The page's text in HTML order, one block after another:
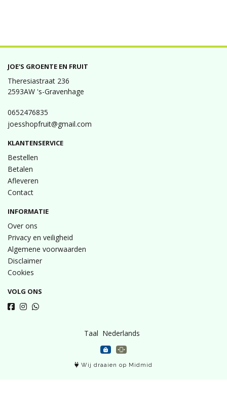
JOE'S GROENTE EN FRUIT
Theresiastraat 236
2593AW 's-Gravenhage
0652476835
joesshopfruit@gmail.com
KLANTENSERVICE
Bestellen
Betalen
Afleveren
Contact
INFORMATIE
Over ons
Privacy en veiligheid
Algemene voorwaarden
Disclaimer
Cookies
VOLG ONS
Taal
Wij draaien op Midmid